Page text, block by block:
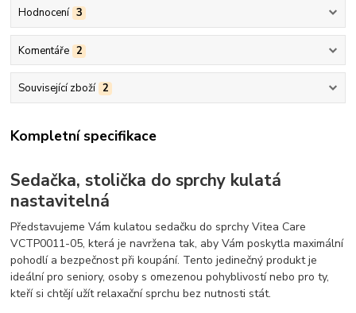
Hodnocení 3
Komentáře 2
Související zboží 2
Kompletní specifikace
Sedačka, stolička do sprchy kulatá
nastavitelná
Představujeme Vám kulatou sedačku do sprchy Vitea Care
VCTP0011-05, která je navržena tak, aby Vám poskytla maximální
pohodlí a bezpečnost při koupání. Tento jedinečný produkt je
ideální pro seniory, osoby s omezenou pohyblivostí nebo pro ty,
kteří si chtějí užít relaxační sprchu bez nutnosti stát.